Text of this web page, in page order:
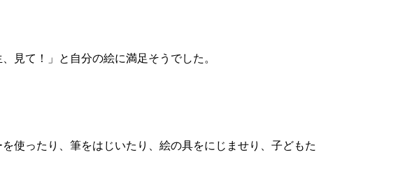
見て！」と自分の絵に満足そうでした。
使ったり、筆をはじいたり、絵の具をにじませり、子どもた